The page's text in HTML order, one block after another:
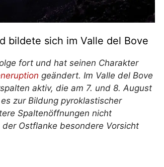
bildete sich im Valle del Bove
fort und hat seinen Charakter
geändert. Im Valle del Bove
aktiv, die am 7. und 8. August
zur Bildung pyroklastischer
Spaltenöffnungen nicht
Ostflanke besondere Vorsicht